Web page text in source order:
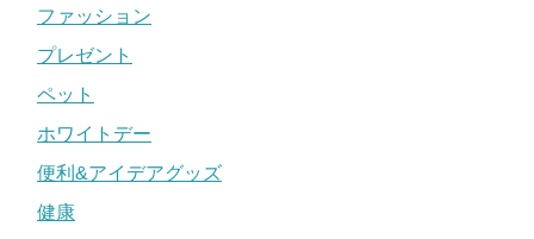
ファッション
プレゼント
ペット
ホワイトデー
便利&アイデアグッズ
健康